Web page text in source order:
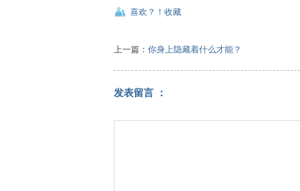
喜欢？！收藏
上一篇： 你身上隐藏着什么才能？
发表留言 ：